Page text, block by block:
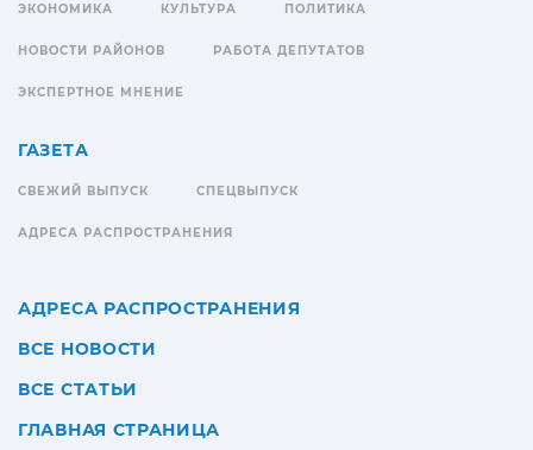
ЭКОНОМИКА КУЛЬТУРА ПОЛИТИКА
НОВОСТИ РАЙОНОВ РАБОТА ДЕПУТАТОВ
ЭКСПЕРТНОЕ МНЕНИЕ
ГАЗЕТА
СВЕЖИЙ ВЫПУСК СПЕЦВЫПУСК
АДРЕСА РАСПРОСТРАНЕНИЯ
АДРЕСА РАСПРОСТРАНЕНИЯ
ВСЕ НОВОСТИ
ВСЕ СТАТЬИ
ГЛАВНАЯ СТРАНИЦА